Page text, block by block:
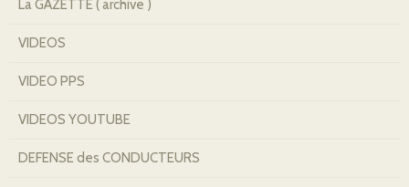
La GAZETTE ( archive )
VIDEOS
VIDEO PPS
VIDEOS YOUTUBE
DEFENSE des CONDUCTEURS